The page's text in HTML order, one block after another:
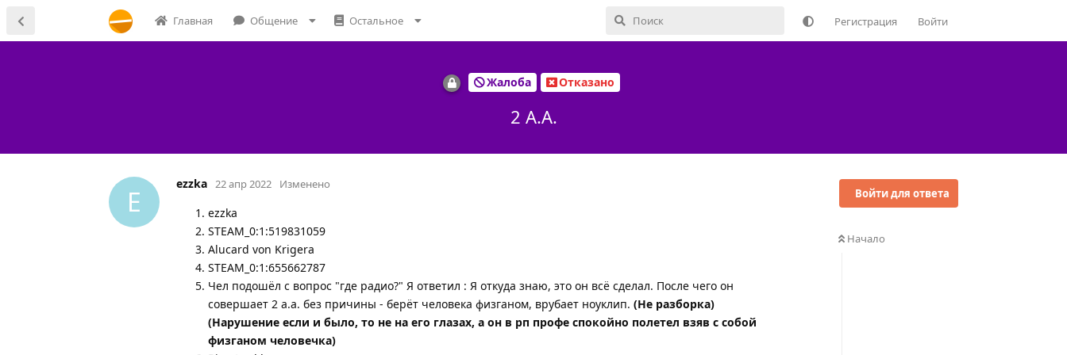
Главная Общение Остальное Регистрация Войти
Жалоба Отказано
2 A.A.
Войти для ответа
Начало
E
ezzka 22 апр 2022 Изменено
ezzka
STEAM_0:1:519831059
Alucard von Krigera
STEAM_0:1:655662787
Чел подошёл с вопрос "где радио?" Я ответил : Я откуда знаю, это он всё сделал. После чего он
совершает 2 а.а. без причины - берёт человека физганом, врубает ноуклип. (Не разборка)
(Нарушение если и было, то не на его глазах, а он в рп профе спокойно полетел взяв с собой
физганом человечка)